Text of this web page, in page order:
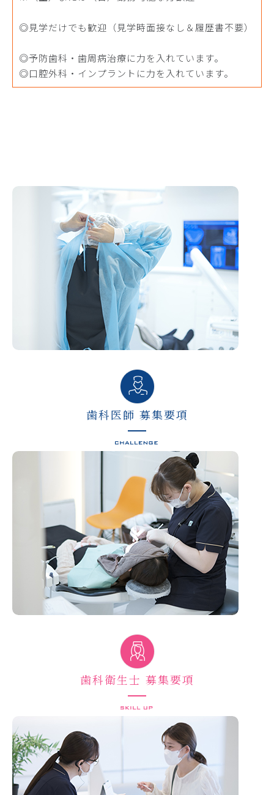
◎見学だけでも歓迎（見学時面接なし＆履歴書不要）
◎予防歯科・歯周病治療に力を入れています。
◎口腔外科・インプラントに力を入れています。
歯科医師 募集要項
歯科衛生士 募集要項